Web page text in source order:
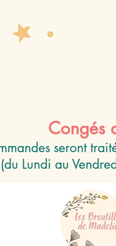
Congés
seront
(du Lundi au